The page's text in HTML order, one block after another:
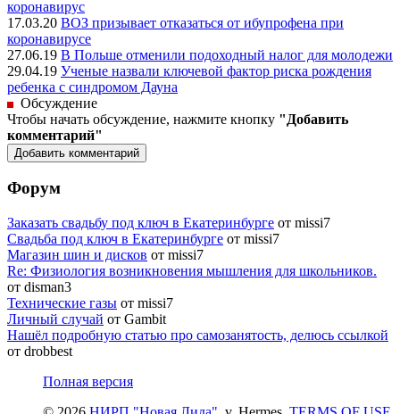
коронавирус
17.03.20 ВОЗ призывает отказаться от ибупрофена при
коронавирусе
27.06.19 В Польше отменили подоходный налог для молодежи
29.04.19 Ученые назвали ключевой фактор риска рождения
ребенка с синдромом Дауна
Обсуждение
Чтобы начать обсуждение, нажмите кнопку "Добавить
комментарий"
Форум
Заказать свадьбу под ключ в Екатеринбурге от missi7
Cвадьба под ключ в Екатеринбурге от missi7
Магазин шин и дисков от missi7
Re: Физиология возникновения мышления для школьников.
от disman3
Технические газы от missi7
Личный случай от Gambit
Нашёл подробную статью про самозанятость, делюсь ссылкой
от drobbest
Полная версия